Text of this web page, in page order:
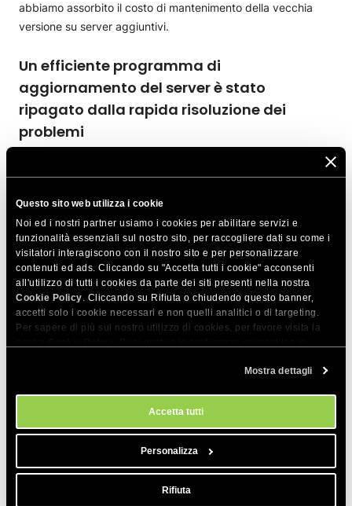
Questo sito web utilizza i cookie
Noi ed i nostri partner usiamo i cookies per abilitare servizi e
funzionalità essenziali sul nostro sito, per raccogliere dati su come i
visitatori interagiscono con il nostro sito e per personalizzare
contenuti ed ads. Cliccando su "Accetta tutti i cookie" acconsenti
all'utilizzo di tutti i cookies da parte dei siti presenti nella nostra
Cookie Policy . Cliccando su Rifiuta o chiudendo questo banner,
accetti solo i cookie necessari e non quelli analitici o di targeting.
Per sapere di più sul nostro utilizzo di cookies, per favore visita la
Mostra dettagli
Accetta tutti
Personalizza
Rifiuta
abbiamo assorbito il costo di mantenimento della vecchia
versione su server aggiuntivi.
Un efficiente programma di
aggiornamento del server è stato
ripagato dalla rapida risoluzione dei
problemi
abbastanza persone non solo per affrontare potenziali
problemi, ma anche per completare l’aggiornamento con
successo nel più breve tempo possibile. Sulla base delle
nostre statistiche ricavate dai test di prova, abbiamo potuto
prevedere quanti siti avrebbero avuto problemi per server e
quindi sapere quanti server programmare e quanti tecnici
inserire tra il personale in modo da poter risolvere
Comunicazione tempestiva e onesta con i
clienti
Quelli di voi che sono clienti da un po’ sicuramente sanno già
quanto apprezziamo la trasparenza e la comunicazione